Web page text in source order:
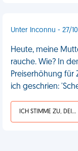
Unter Inconnu - 27/
Heute, meine
rauche. Wie? In
Preiserhöhung
ich geschrien:
ICH STIMME ZU, DEIN LEBEN IST SCHEISSE